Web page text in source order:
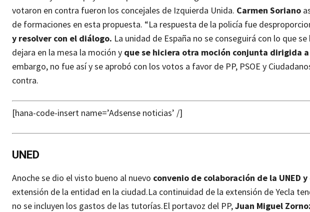
votaron en contra fueron los concejales de Izquierda Unida. Carmen Soriano
de formaciones en esta propuesta. “La respuesta de la policía fue
y resolver con el diálogo. La unidad de España no se conseguirá con lo que
dejara en la mesa la moción y que se hiciera otra moción conjunta dirigida
embargo, no fue así y se aprobó con los votos a favor de PP, PSOE y
contra.
[hana-code-insert name=’Adsense noticias’ /]
UNED
Anoche se dio el visto bueno al nuevo convenio de colaboración de la UNED
extensión de la entidad en la ciudad.La continuidad de la extensión de Yecla
no se incluyen los gastos de las tutorías.El portavoz del PP,Juan Miguel